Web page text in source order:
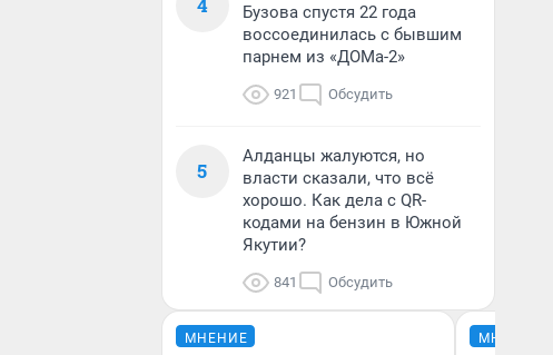
Бузова спустя 22 года
воссоединилась с бывшим
парнем из «ДОМа-2»
921 Обсудить
5
Алданцы жалуются, но
власти сказали, что всё
хорошо. Как дела с QR-
кодами на бензин в Южной
Якутии?
841 Обсудить
МНЕНИЕ МНЕНИЕ